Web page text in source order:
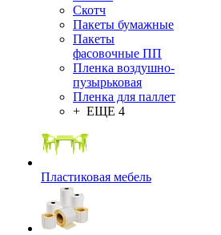
Скотч
Пакеты бумажные
Пакеты
фасовочные ПП
Пленка воздушно-
пузырьковая
Пленка для паллет
+ ЕЩЕ 4
Пластиковая мебель